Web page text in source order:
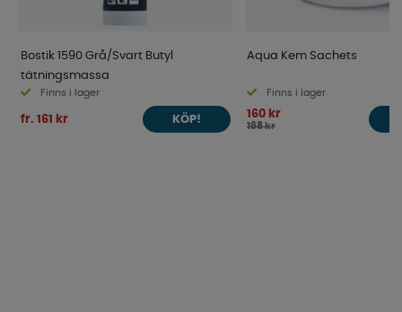
Bostik 1590 Grå/Svart Butyl
tätningsmassa
Finns i lager
fr. 161 kr KÖP!
Aqua Kem Sachets
Finns i lager
160 kr
168 kr